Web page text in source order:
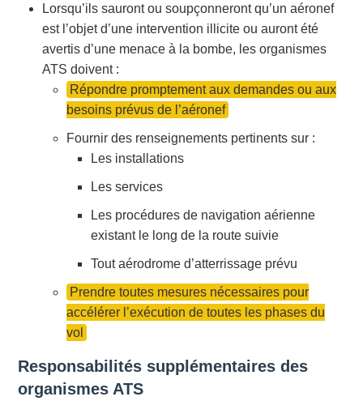
Lorsqu’ils sauront ou soupçonneront qu’un aéronef
est l’objet d’une intervention illicite ou auront été
avertis d’une menace à la bombe, les organismes
ATS doivent :
Répondre promptement aux demandes ou aux
besoins prévus de l’aéronef
Fournir des renseignements pertinents sur :
Les installations
Les services
Les procédures de navigation aérienne
existant le long de la route suivie
Tout aérodrome d’atterrissage prévu
Prendre toutes mesures nécessaires pour
accélérer l’exécution de toutes les phases du
vol
Responsabilités supplémentaires des
organismes ATS